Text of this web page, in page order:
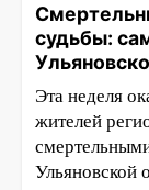
судьбы:
Эта неделя
жителей
Ульяновской